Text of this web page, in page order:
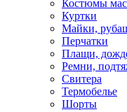
Костюмы
Куртки
Майки,
Перчатки
Плащи,
Ремни,
Свитера
Термобелье
Шорты